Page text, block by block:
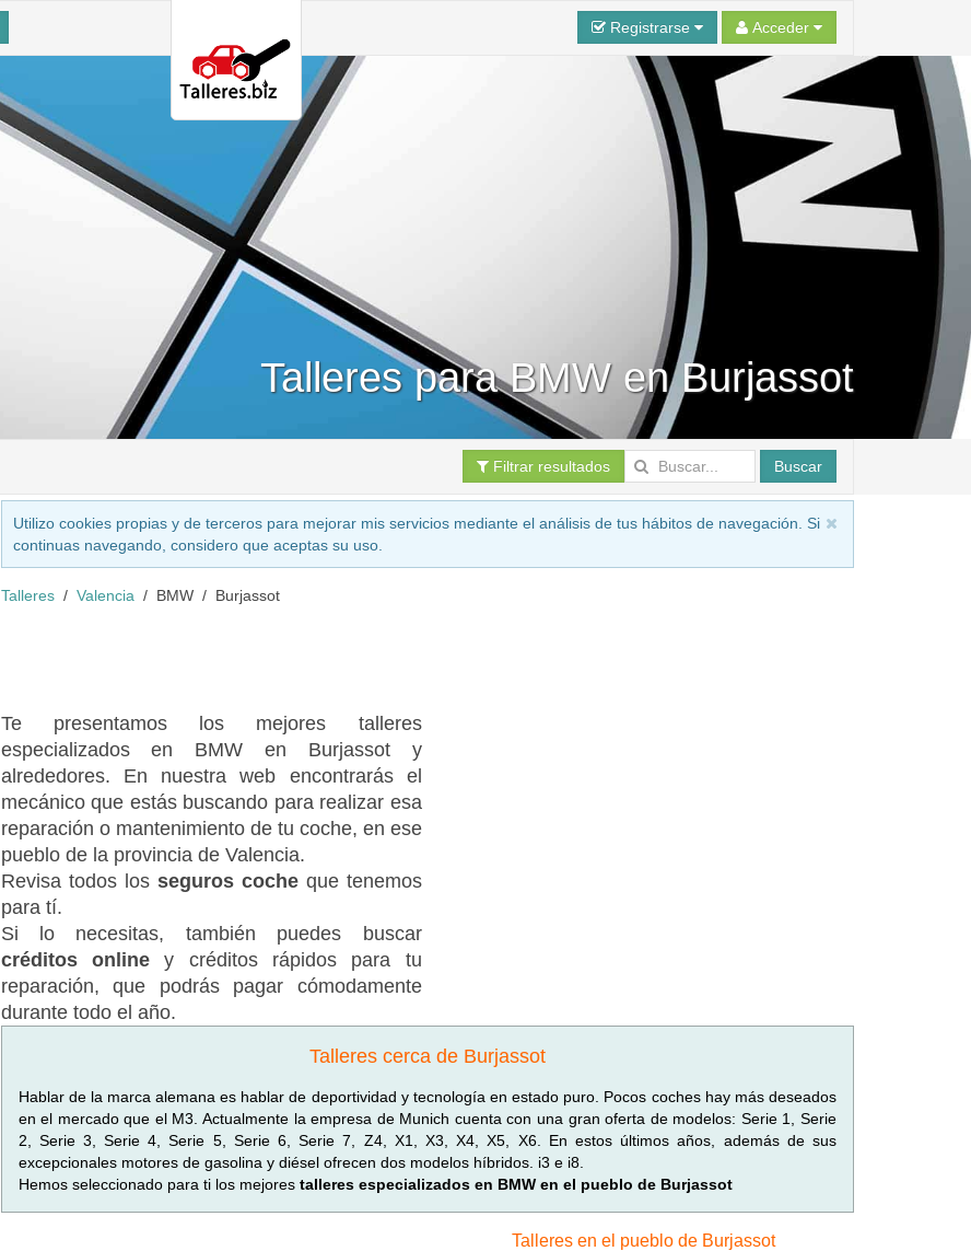
Registrarse Acceder
Talleres para BMW en Burjassot
Filtrar resultados Buscar
Utilizo cookies propias y de terceros para mejorar mis servicios mediante el análisis de tus hábitos de navegación. Si
continuas navegando, considero que aceptas su uso.
Talleres Valencia BMW Burjassot
Te presentamos los mejores talleres
especializados en BMW en Burjassot y
alrededores. En nuestra web encontrarás el
mecánico que estás buscando para realizar esa
reparación o mantenimiento de tu coche, en ese
pueblo de la provincia de Valencia.
Revisa todos los seguros cocheque tenemos
para tí.
Si lo necesitas, también puedes buscar
créditos onliney créditos rápidos para tu
reparación, que podrás pagar cómodamente
durante todo el año.
Talleres cerca de Burjassot
Hablar de la marca alemana es hablar de deportividad y tecnología en estado puro. Pocos coches hay más deseados
en el mercado que el M3. Actualmente la empresa de Munich cuenta con una gran oferta de modelos: Serie 1, Serie
2, Serie 3, Serie 4, Serie 5, Serie 6, Serie 7, Z4, X1, X3, X4, X5, X6. En estos últimos años, además de sus
excepcionales motores de gasolina y diésel ofrecen dos modelos híbridos. i3 e i8.
Hemos seleccionado para ti los mejores talleres especializados en BMW en el pueblo de Burjassot
Talleres en el pueblo de Burjassot